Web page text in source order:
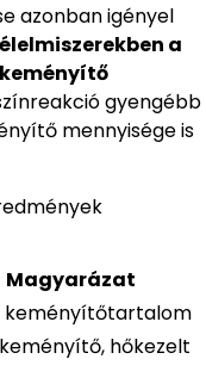
azonban igényel
a
gyengébb
mennyisége is
Magyarázat
keményítőtartalom
hőkezelt